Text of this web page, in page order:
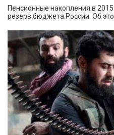
Пенсионные накопления в
резерв бюджета России. Об